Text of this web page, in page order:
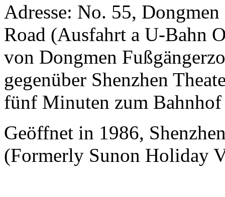
Adresse: No. 55,
Road (Ausfahrt a U-Bahn
von Dongmen
gegenüber Shenzhen
fünf Minuten zum
Geöffnet in 1986,
(Formerly Sunon Holiday